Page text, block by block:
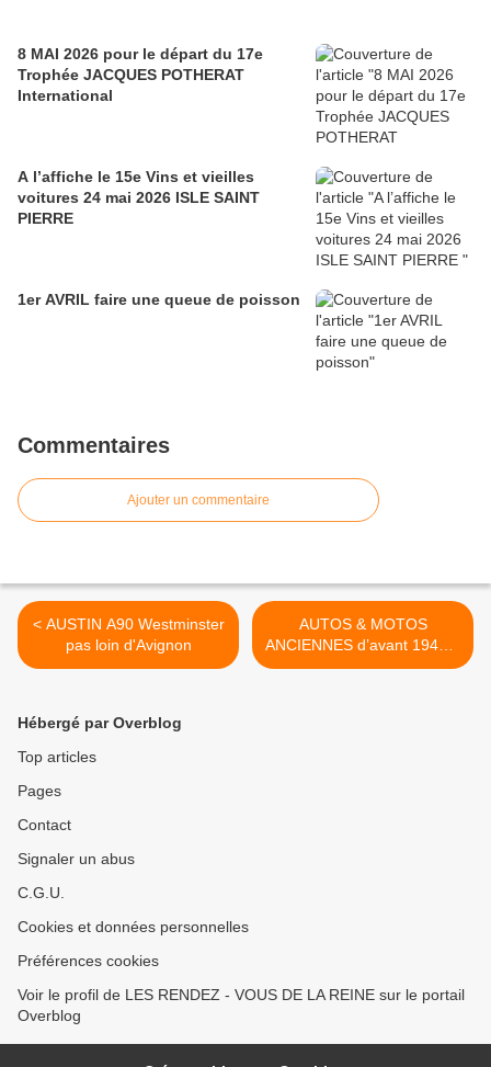
8 MAI 2026 pour le départ du 17e
Trophée JACQUES POTHERAT
International
A l’affiche le 15e Vins et vieilles
voitures 24 mai 2026 ISLE SAINT
PIERRE
1er AVRIL faire une queue de poisson
Commentaires
Ajouter un commentaire
< AUSTIN A90 Westminster
pas loin d'Avignon
AUTOS & MOTOS
ANCIENNES d’avant 1940 à
AVIGNON Dimanche 15
Hébergé par Overblog
Top articles
Pages
Contact
Signaler un abus
C.G.U.
Cookies et données personnelles
Préférences cookies
Voir le profil de LES RENDEZ - VOUS DE LA REINE sur le portail
Overblog